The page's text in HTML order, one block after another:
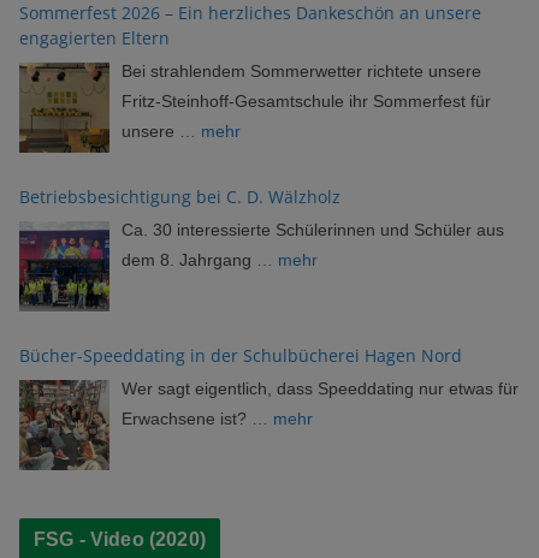
Sommerfest 2026 – Ein herzliches Dankeschön an unsere
engagierten Eltern
Bei strahlendem Sommerwetter richtete unsere
Fritz-Steinhoff-Gesamtschule ihr Sommerfest für
unsere
… mehr
Betriebsbesichtigung bei C. D. Wälzholz
Ca. 30 interessierte Schülerinnen und Schüler aus
dem 8. Jahrgang
… mehr
Bücher-Speeddating in der Schulbücherei Hagen Nord
Wer sagt eigentlich, dass Speeddating nur etwas für
Erwachsene ist?
… mehr
FSG - Video (2020)